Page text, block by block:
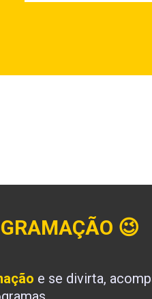
😉
e se divirta,